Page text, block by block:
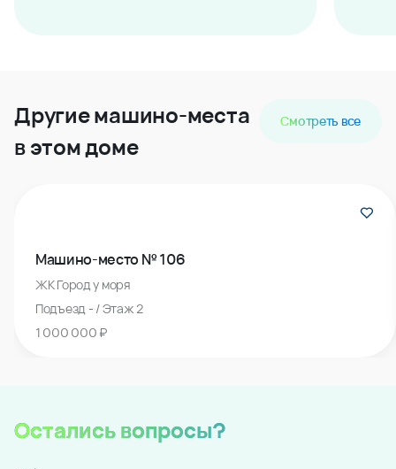
Другие машино-места
в этом доме
Смотреть все
Машино-место № 106
ЖК Город у моря
Подъезд - / Этаж 2
1 000 000 ₽
Остались вопросы?